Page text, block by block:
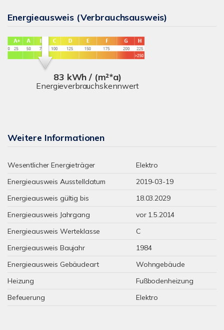
Energieausweis (Verbrauchsausweis)
83 kWh / (m²*a)
Energieverbrauchskennwert
Weitere Informationen
Wesentlicher Energieträger
Elektro
Energieausweis Ausstelldatum
2019-03-19
Energieausweis gültig bis
18.03.2029
Energieausweis Jahrgang
vor 1.5.2014
Energieausweis Werteklasse
C
Energieausweis Baujahr
1984
Energieausweis Gebäudeart
Wohngebäude
Heizung
Fußbodenheizung
Befeuerung
Elektro